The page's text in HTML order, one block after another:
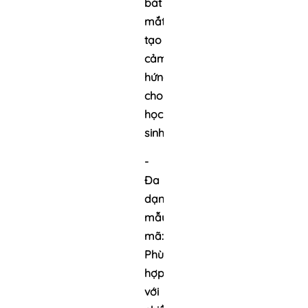
bắt
mắt,
tạo
cảm
hứng
cho
học
sinh
-
Đa
dạng
mẫu
mã:
Phù
hợp
với